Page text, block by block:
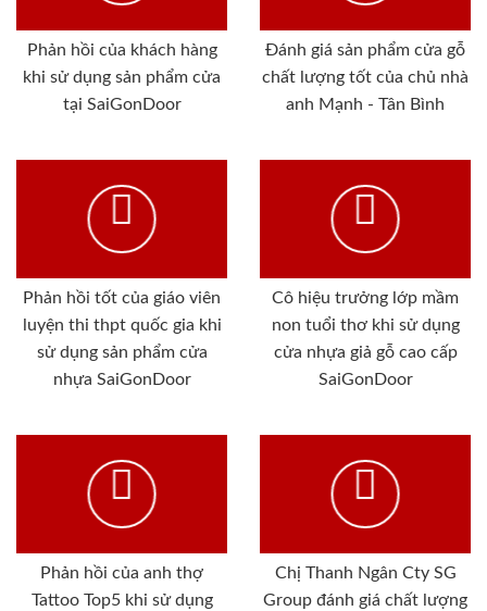
Phản hồi của khách hàng
khi sử dụng sản phẩm cửa
tại SaiGonDoor
Đánh giá sản phẩm cửa gỗ
chất lượng tốt của chủ nhà
anh Mạnh - Tân Bình
Phản hồi tốt của giáo viên
luyện thi thpt quốc gia khi
sử dụng sản phẩm cửa
nhựa SaiGonDoor
Cô hiệu trưởng lớp mầm
non tuổi thơ khi sử dụng
cửa nhựa giả gỗ cao cấp
SaiGonDoor
Phản hồi của anh thợ
Tattoo Top5 khi sử dụng
Chị Thanh Ngân Cty SG
Group đánh giá chất lượng